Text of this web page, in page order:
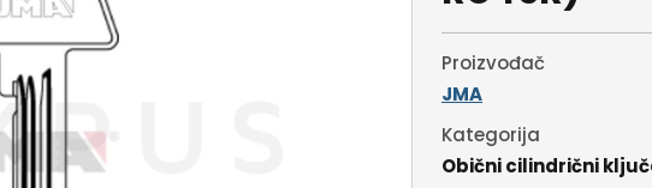
Proizvođač
JMA
Kategorija
Obični cilindrični